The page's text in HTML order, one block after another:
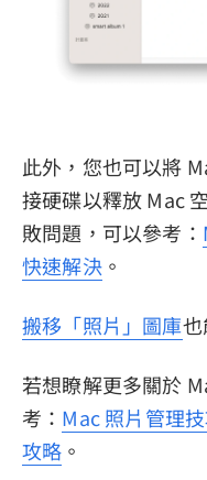
此外，您也可以將
接硬碟以釋放 Mac
敗問題，可以參考：
快速解決。
搬移「照片」圖庫
若想瞭解更多關於
考： Mac 照片管理
攻略 。